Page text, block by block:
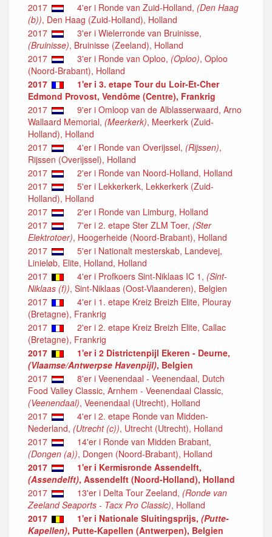
2017 4'er i Ronde van Zuid-Holland, (Den Haag
(b)), Den Haag (Zuid-Holland), Holland
2017
3'er i Wielerronde van Bruinisse,
(Bruinisse), Bruinisse (Zeeland), Holland
2017
3'er i Ronde van Oploo, (Oploo), Oploo
(Noord-Brabant), Holland
2017
1'er i 3. etape Tour du Loir-Et-Cher
Edmond Provost, Vendôme (Centre), Frankrig
2017
9'er i Omloop van de Alblasserwaard, Arno
Wallaard Memorial, (Meerkerk), Meerkerk (Zuid-
Holland), Holland
2017
4'er i Ronde van Overijssel, (Rijssen),
Rijssen (Overijssel), Holland
2017
2'er i Ronde van Noord-Holland, Holland
2017
5'er i Lekkerkerk, Lekkerkerk (Zuid-
Holland), Holland
2017
2'er i Ronde van Limburg, Holland
2017
7'er i 2. etape Ster ZLM Toer, (Ster
Elektrotoer), Hoogerheide (Noord-Brabant), Holland
2017
5'er i Nationalt mesterskab, Landevej,
Linieløb, Elite, Holland, Holland
2017
4'er i Profkoers Sint-Niklaas IC 1, (Sint-
Niklaas (f)), Sint-Niklaas (Oost-Vlaanderen), Belgien
2017
4'er i 1. etape Kreiz Breizh Elite, Plouray
(Bretagne), Frankrig
2017
2'er i 2. etape Kreiz Breizh Elite, Callac
(Bretagne), Frankrig
2017
1'er i 2 Districtenpijl Ekeren - Deurne,
(Vlaamse/Antwerpse Havenpijl), Belgien
2017
8'er i Veenendaal - Veenendaal, Dutch
Food Valley Classic, Arnhem - Veenendaal Classic,
(Veenendaal), Veenendaal (Utrecht), Holland
2017
4'er i 2. etape Ronde van Midden-
Nederland, (Utrecht (c)), Utrecht (Utrecht), Holland
2017
14'er i Ronde van Midden Brabant,
(Dongen (a)), Dongen (Noord-Brabant), Holland
2017
1'er i Kermisronde Assendelft,
(Assendelft), Assendelft (Noord-Holland), Holland
2017
13'er i Delta Tour Zeeland, (Ronde van
Zeeland Seaports - Tacx Pro Classic), Holland
2017
1'er i Nationale Sluitingsprijs, (Putte-
Kapellen), Putte-Kapellen (Antwerpen), Belgien